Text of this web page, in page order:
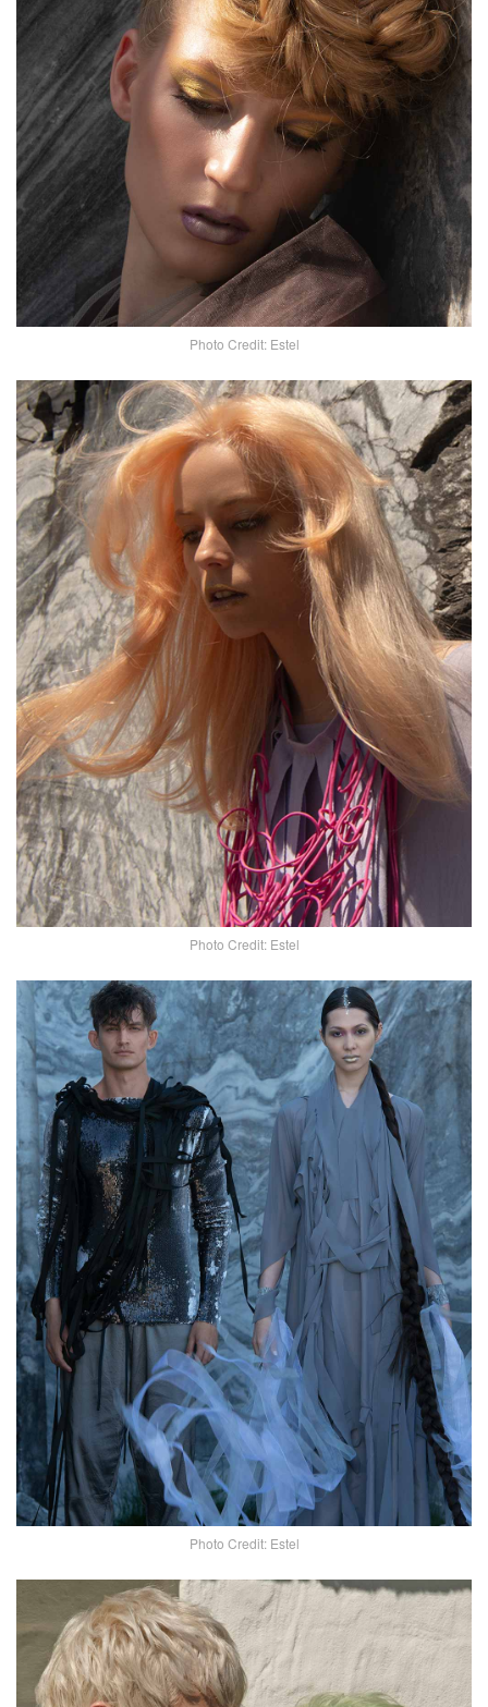
Photo Credit: Estel
Photo Credit: Estel
Photo Credit: Estel